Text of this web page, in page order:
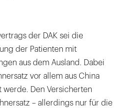
der DAK sei die
der Patienten mit
aus dem Ausland. Dabei
vor allem aus China
Den Versicherten
– allerdings nur für die